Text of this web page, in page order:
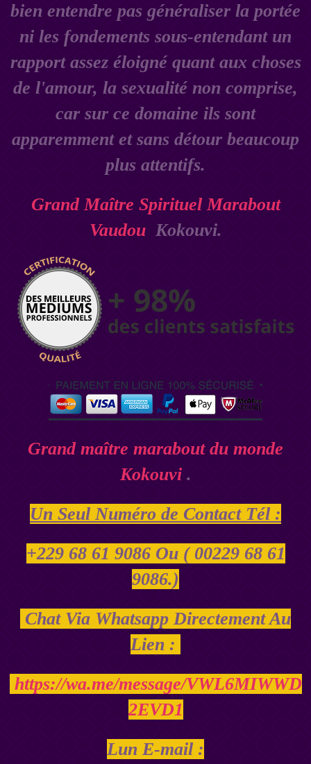
bien entendre pas généraliser la portée
ni les fondements sous-entendant un
rapport assez éloigné quant aux choses
de l'amour, la sexualité non comprise,
car sur ce domaine ils sont
apparemment et sans détour beaucoup
plus attentifs.
Grand Maître Spirituel Marabout
VaudouKokouvi.
Grand maître marabout du monde
Kokouvi.
Un Seul Numéro de Contact Tél :
+229 68 61 9086 Ou ( 00229 68 61
9086.)
Chat Via Whatsapp Directement Au
Lien :
https://wa.me/message/VWL6MIWWD
2EVD1
Lun E-mail :